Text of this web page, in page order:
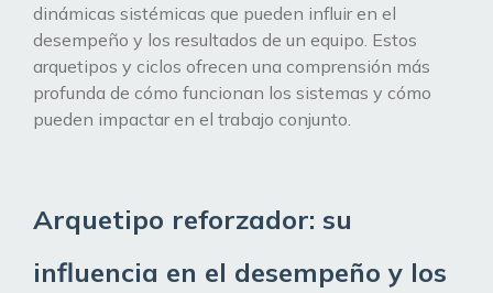
dinámicas sistémicas que pueden influir en el
desempeño y los resultados de un equipo. Estos
arquetipos y ciclos ofrecen una comprensión más
profunda de cómo funcionan los sistemas y cómo
pueden impactar en el trabajo conjunto.
Arquetipo reforzador: su
influencia en el desempeño y los